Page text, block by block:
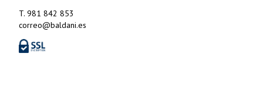
T. 981 842 853
correo@baldani.es